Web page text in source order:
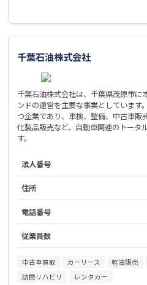
千葉石油株式会社
千葉石油株式会社は、千葉県茂原市に
ンドの運営を主要な事業としていま
つ企業であり、車検、整備、中古車販
化製品販売など、自動車関連のトータ
す。
法人番号
住所
電話番号
従業員数
中古車買取 カーリース 軽油販売
訪問リハビリ
レンタカー